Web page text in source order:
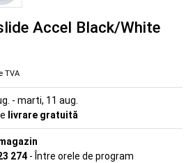
Accel Black/White
TVA
- marti, 11 aug.
livrare gratuită
274 - Între orele de program